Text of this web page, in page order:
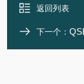
返回列表
下一个：